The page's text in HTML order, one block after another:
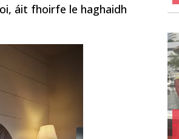
áit fhoirfe le haghaidh